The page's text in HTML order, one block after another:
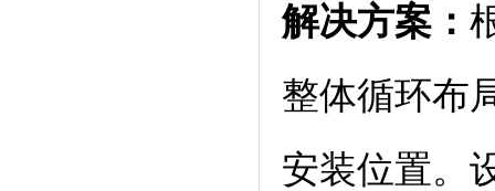
解决方案：
整体循环布
安装位置。